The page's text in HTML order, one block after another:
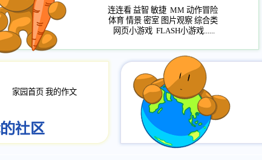
连连看 益智 敏捷 MM 动作冒险
体育 情景 密室 图片观察 综合类
网页小游戏 FLASH小游戏......
家园首页 我的作文